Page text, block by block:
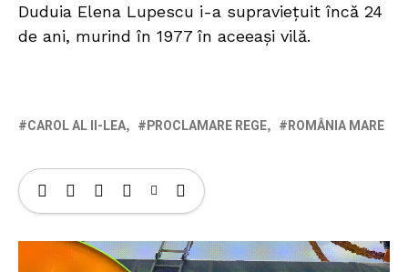
Duduia Elena Lupescu i-a supraviețuit încă 24
de ani, murind în 1977 în aceeași vilă.
CAROL AL II-LEA PROCLAMARE REGE ROMÂNIA MARE